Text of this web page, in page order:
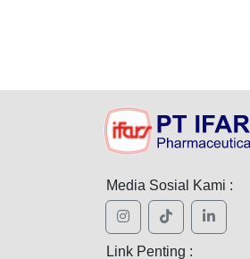
Media Sosial Kami :
Link Penting :